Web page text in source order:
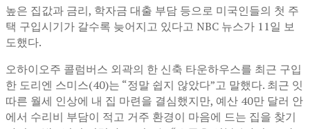
높은 집값과 금리, 학자금 대출 부담 등으로 미국인들의 첫 주
택 구입시기가 갈수록 늦어지고 있다고 NBC 뉴스가 11일 보
도했다.
오하이오주 콜럼버스 외곽의 한 신축 타운하우스를 최근 구입
한 도리엔 스미스(40)는 “정말 쉽지 않았다”고 말했다. 최근 잇
따른 월세 인상에 내 집 마련을 결심했지만, 예산 40만 달러 안
에서 수리비 부담이 적고 거주 환경이 마음에 드는 집을 찾기